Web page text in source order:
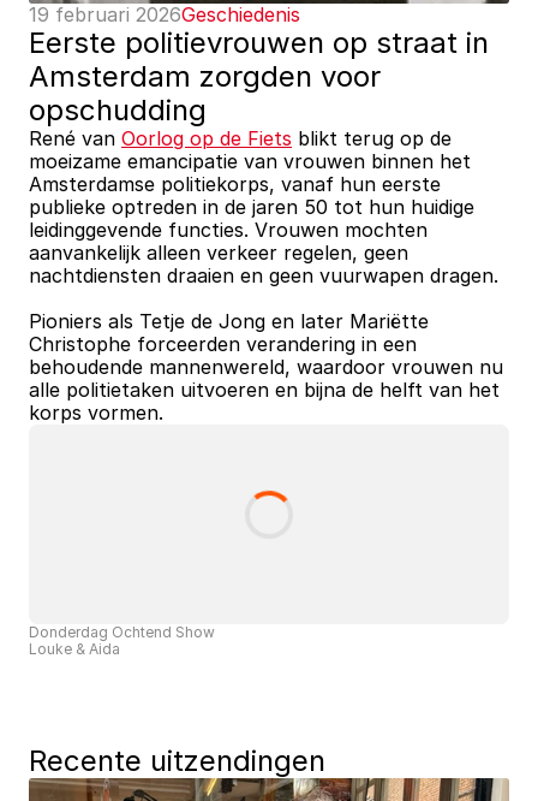
19 februari 2026Geschiedenis
Eerste politievrouwen op straat in
Amsterdam zorgden voor
opschudding
René van Oorlog op de Fiets blikt terug op de
moeizame emancipatie van vrouwen binnen het
Amsterdamse politiekorps, vanaf hun eerste
publieke optreden in de jaren 50 tot hun huidige
leidinggevende functies. Vrouwen mochten
aanvankelijk alleen verkeer regelen, geen
nachtdiensten draaien en geen vuurwapen dragen.
Pioniers als Tetje de Jong en later Mariëtte
Christophe forceerden verandering in een
behoudende mannenwereld, waardoor vrouwen nu
alle politietaken uitvoeren en bijna de helft van het
korps vormen.
Donderdag Ochtend Show
Louke & Aida
Recente uitzendingen